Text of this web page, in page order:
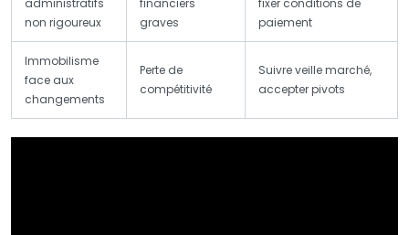
administratifs
non rigoureux
financiers
graves
fixer conditions de
paiement
Immobilisme
face aux
changements
Perte de
compétitivité
Suivre veille marché,
accepter pivots